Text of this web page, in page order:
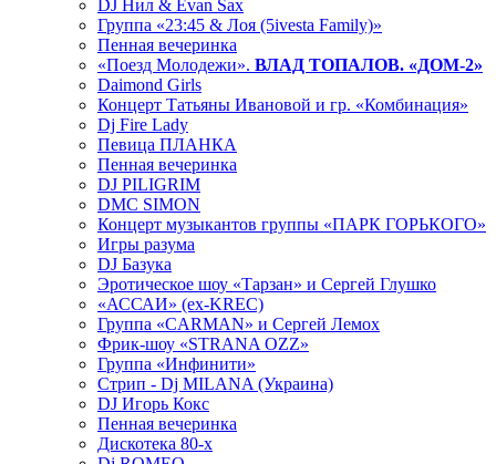
DJ Нил & Evan Sax
Группа «23:45 & Лоя (5ivesta Family)»
Пенная вечеринка
«Поезд Молодежи». ВЛАД ТОПАЛОВ. «ДОМ-2»
Daimond Girls
Концерт Татьяны Ивановой и гр. «Комбинация»
Dj Fire Lady
Певица ПЛАНКА
Пенная вечеринка
DJ PILIGRIM
DMC SIMON
Концерт музыкантов группы «ПАРК ГОРЬКОГО»
Игры разума
DJ Базука
Эротическое шоу «Тарзан» и Сергей Глушко
«АССАИ» (ex-KREC)
Группа «CARMAN» и Сергей Лемох
Фрик-шоу «STRANA OZZ»
Группа «Инфинити»
Стрип - Dj MILANA (Украина)
DJ Игорь Кокс
Пенная вечеринка
Дискотека 80-х